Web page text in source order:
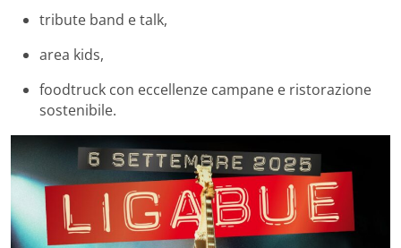
tribute band e talk,
area kids,
foodtruck con eccellenze campane e ristorazione
sostenibile.